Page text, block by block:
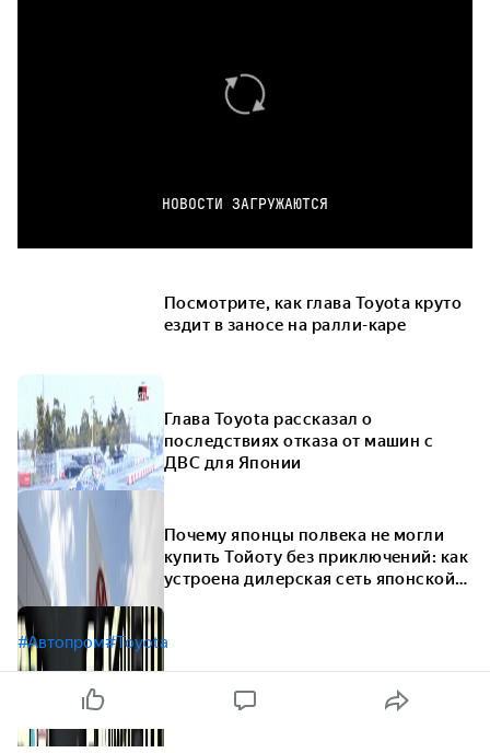
НОВОСТИ ЗАГРУЖАЮТСЯ
Посмотрите, как глава Toyota круто
ездит в заносе на ралли-каре
Глава Toyota рассказал о
последствиях отказа от машин с
ДВС для Японии
Почему японцы полвека не могли
купить Тойоту без приключений: как
устроена дилерская сеть японской
#Автопром#Toyota